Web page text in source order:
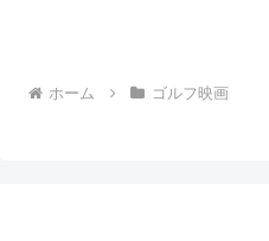
ホーム ゴルフ映画